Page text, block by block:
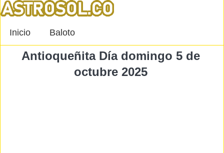
Inicio Baloto
Antioqueñita Día domingo 5 de
octubre 2025